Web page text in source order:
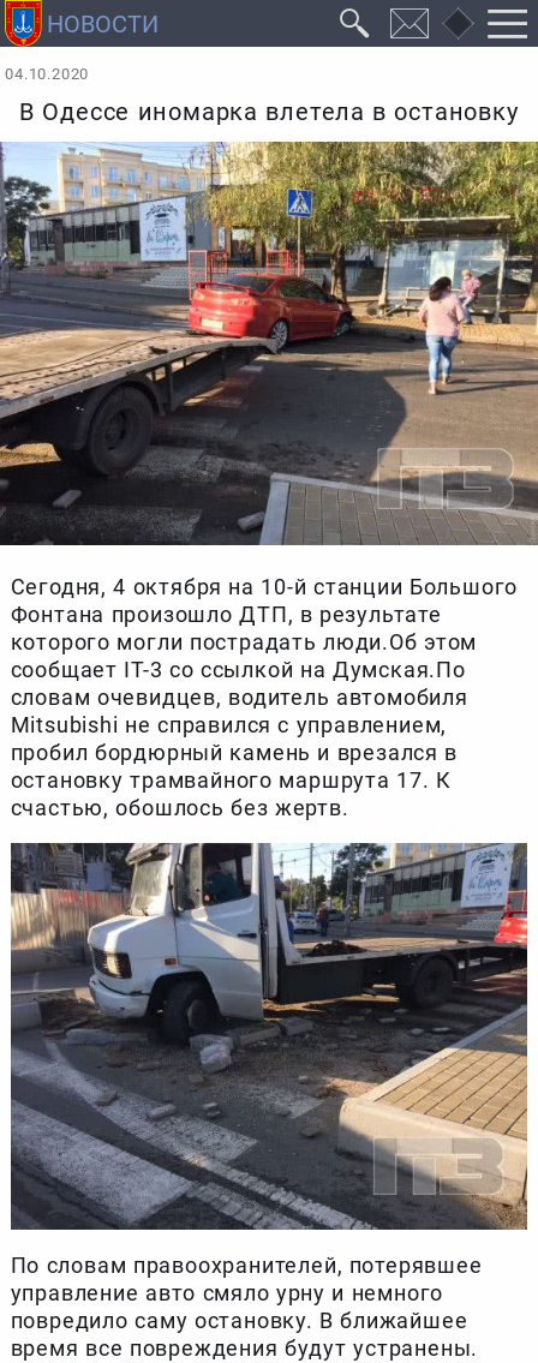
04.10.2020
В Одессе иномарка влетела в остановку
Сегодня, 4 октября на 10-й станции Большого
Фонтана произошло ДТП, в результате
которого могли пострадать люди.Об этом
сообщает IT-3 со ссылкой на Думская.По
словам очевидцев, водитель автомобиля
Mitsubishi не справился с управлением,
пробил бордюрный камень и врезался в
остановку трамвайного маршрута 17. К
счастью, обошлось без жертв.
По словам правоохранителей, потерявшее
управление авто смяло урну и немного
повредило саму остановку. В ближайшее
время все повреждения будут устранены.